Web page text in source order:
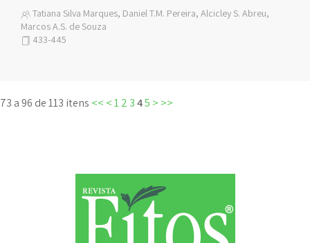
Tatiana Silva Marques, Daniel T.M. Pereira, Alcicley S. Abreu,
Marcos A.S. de Souza
433-445
73 a 96 de 113 itens << <12 345 > >>